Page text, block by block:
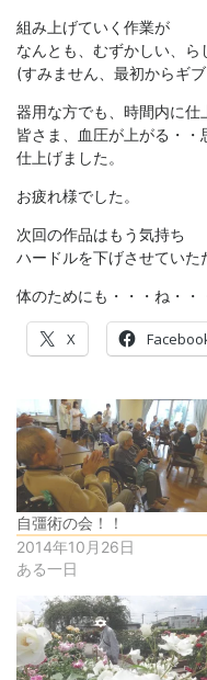
組み上げていく作業が
なんとも、むずかしい、ら
(すみません、最初からギ
器用な方でも、時間内に仕
皆さま、血圧が上がる・・
仕上げました。
お疲れ様でした。
次回の作品はもう気持ち
ハードルを下げさせていた
体のためにも・・・ね・・
X
自彊術の会！！
2014年10月26日
ある一日